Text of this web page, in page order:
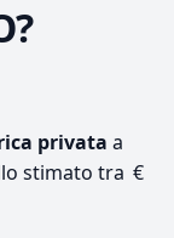
privata a
stimato tra €